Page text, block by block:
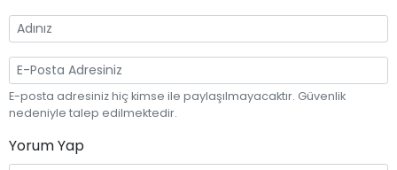
E-posta adresiniz hiç kimse ile paylaşılmayacaktır. Güvenlik
nedeniyle talep edilmektedir.
Yorum Yap